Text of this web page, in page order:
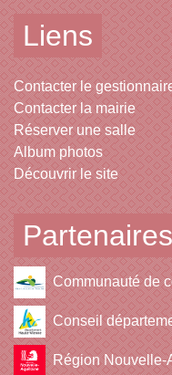
Liens
Contacter le
Contacter la mairie
Réserver une salle
Album photos
Découvrir le site
Partenaires
Communauté de
Conseil
Région Nouvelle-